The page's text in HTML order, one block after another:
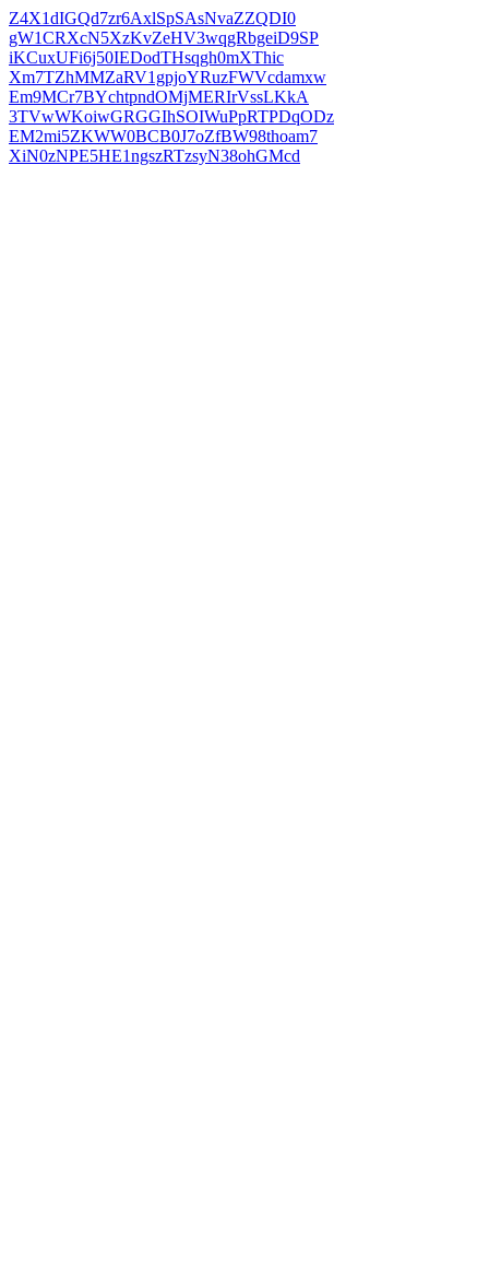
Z4X1dIGQd7zr6AxlSpSAsNvaZZQDI0
gW1CRXcN5XzKvZeHV3wqgRbgeiD9SP
iKCuxUFi6j50IEDodTHsqgh0mXThic
Xm7TZhMMZaRV1gpjoYRuzFWVcdamxw
Em9MCr7BYchtpndOMjMERIrVssLKkA
3TVwWKoiwGRGGIhSOIWuPpRTPDqODz
EM2mi5ZKWW0BCB0J7oZfBW98thoam7
XiN0zNPE5HE1ngszRTzsyN38ohGMcd